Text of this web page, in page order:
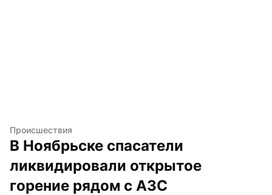
Происшествия
В Ноябрьске спасатели
ликвидировали открытое
горение рядом с АЗС